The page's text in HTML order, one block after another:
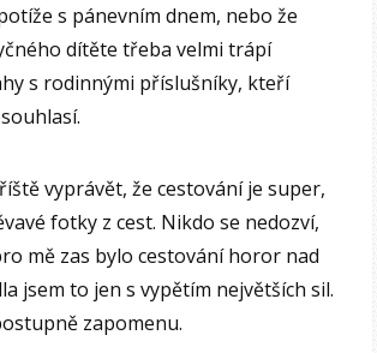
s pánevním dnem, nebo že
dítěte třeba velmi trápí
s rodinnými příslušníky, kteří
vyprávět, že cestování je super,
fotky z cest. Nikdo se nedozví,
mě zas bylo cestování horor nad
jsem to jen s vypětím největších sil.
zapomenu.